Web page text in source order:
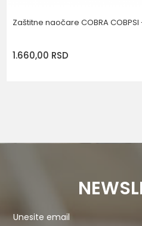
Zaštitne naočare COBRA COBPSI
1.660,00 RSD